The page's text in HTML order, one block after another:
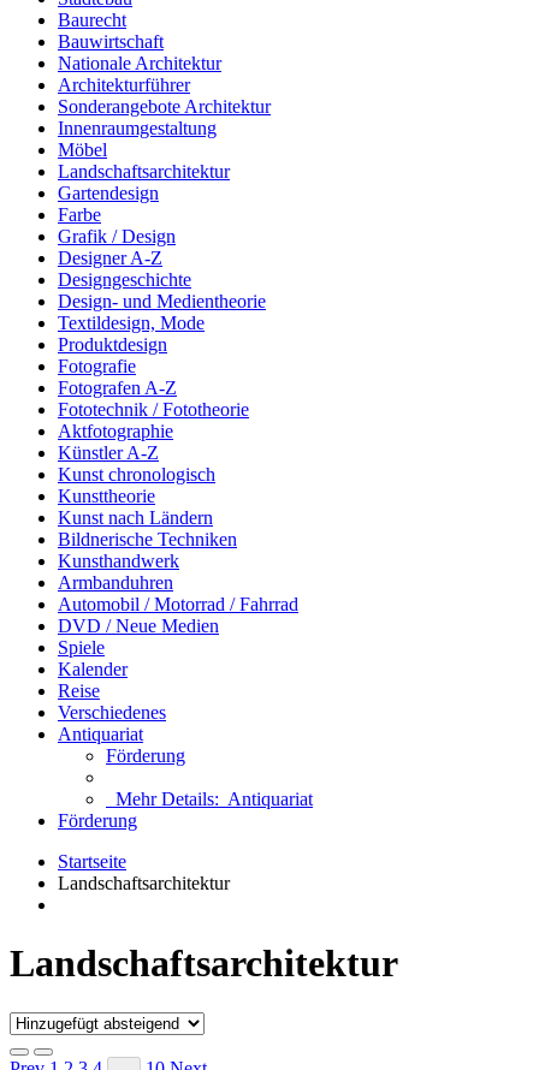
Baurecht
Bauwirtschaft
Nationale Architektur
Architekturführer
Sonderangebote Architektur
Innenraumgestaltung
Möbel
Landschaftsarchitektur
Gartendesign
Farbe
Grafik / Design
Designer A-Z
Designgeschichte
Design- und Medientheorie
Textildesign, Mode
Produktdesign
Fotografie
Fotografen A-Z
Fototechnik / Fototheorie
Aktfotographie
Künstler A-Z
Kunst chronologisch
Kunsttheorie
Kunst nach Ländern
Bildnerische Techniken
Kunsthandwerk
Armbanduhren
Automobil / Motorrad / Fahrrad
DVD / Neue Medien
Spiele
Kalender
Reise
Verschiedenes
Antiquariat
Förderung
Mehr Details: Antiquariat
Förderung
Startseite
Landschaftsarchitektur
Landschaftsarchitektur